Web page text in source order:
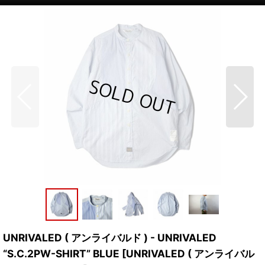
UNRIVALED ( アンライバルド ) - UNRIVALED
“S.C.2PW-SHIRT” BLUE [UNRIVALED ( アンライバル